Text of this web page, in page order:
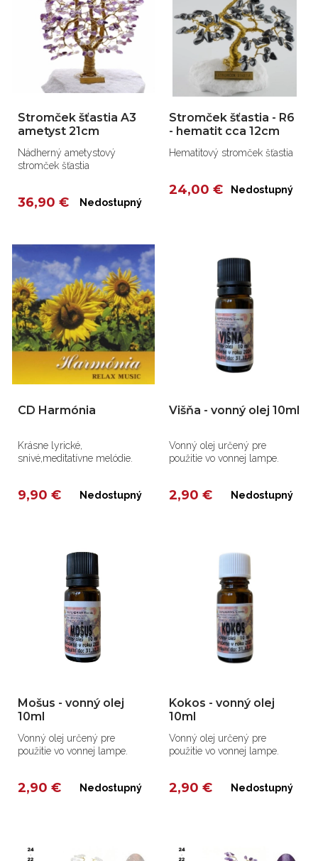
Stromček šťastia A3
ametyst 21cm
Nádherný ametystový
stromček šťastia
36,90 € Nedostupný
Stromček šťastia - R6
- hematit cca 12cm
Hematitový stromček šťastia
24,00 € Nedostupný
CD Harmónia
Krásne lyrické,
snivé,meditatívne melódie.
9,90 € Nedostupný
Višňa - vonný olej 10ml
Vonný olej určený pre
použitie vo vonnej lampe.
2,90 € Nedostupný
Mošus - vonný olej
10ml
Vonný olej určený pre
použitie vo vonnej lampe.
2,90 € Nedostupný
Kokos - vonný olej
10ml
Vonný olej určený pre
použitie vo vonnej lampe.
2,90 € Nedostupný